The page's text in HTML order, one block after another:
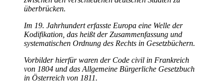
überbrücken.
Im 19. Jahrhundert erfasste Europa eine Welle der
Kodifikation, das heißt der Zusammenfassung und
systematischen Ordnung des Rechts in Gesetzbüchern.
Vorbilder hierfür waren der Code civil in Frankreich
von 1804 und das Allgemeine Bürgerliche Gesetzbuch
in Österreich von 1811.